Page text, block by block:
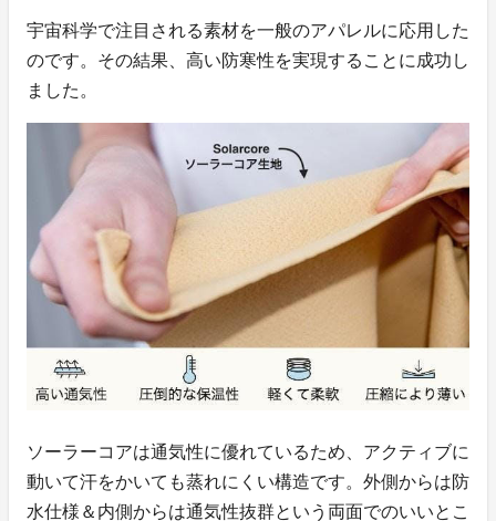
宇宙科学で注目される素材を一般のアパレルに応用した
のです。その結果、高い防寒性を実現することに成功し
ました。
ソーラーコアは通気性に優れているため、アクティブに
動いて汗をかいても蒸れにくい構造です。外側からは防
水仕様＆内側からは通気性抜群という両面でのいいとこ